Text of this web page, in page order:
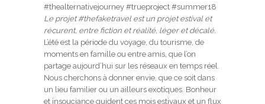
#thealternativejourney #trueproject #summer18
Le projet #thefaketravel est un projet estival et
récurent, entre fiction et réalité, léger et décalé.
L’été est la période du voyage, du tourisme, de
moments en famille ou entre amis, que l’on
partage aujourd’hui sur les réseaux en temps réel.
Nous cherchons à donner envie, que ce soit dans
un lieu familier ou un ailleurs exotiques. Bonheur
et insouciance guident ces mois estivaux et un flux